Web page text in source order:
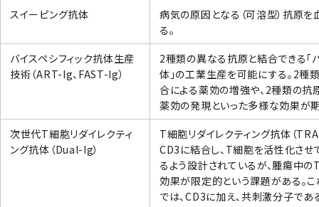
スイーピング抗体
病気の原因となる（可溶型）抗原
る。
バイスペシフィック抗体生産
技術（ART-Ig、FAST-Ig）
2種類の異なる抗原と結合できる「
体」の工業生産を可能にする。2種
合による薬効の増強や、2種類の抗
薬効の発現といった多様な効果が
次世代T細胞リダイレクティ
ング抗体（Dual-Ig）
T細胞リダイレクティング抗体（
CD3に結合し、T細胞を活性化さ
るよう設計されているが、腫瘍中
効果が限定的という課題がある。
では、CD3に加え、共刺激分子で